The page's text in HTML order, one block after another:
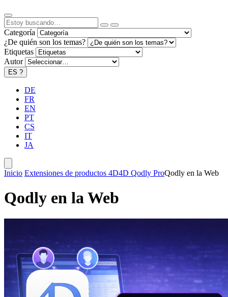
Categoría
¿De quién son los temas?
Etiquetas
Autor
ES ?
DE
FR
EN
PT
CS
IT
JA
Inicio Extensiones de productos 4D4D Qodly ProQodly en la Web
Qodly en la Web